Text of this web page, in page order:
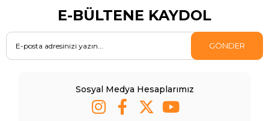
E-BÜLTENE KAYDOL
GÖNDER
Sosyal Medya Hesaplarımız